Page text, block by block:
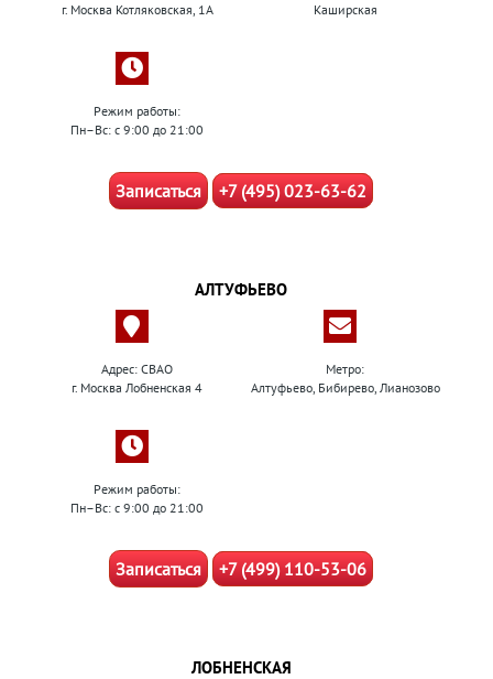
г. Москва Котляковская, 1А
Каширская
Режим работы:
Пн–Вс: с 9:00 до 21:00
Записаться +7 (495) 023-63-62
АЛТУФЬЕВО
Адрес: СВАО
г. Москва Лобненская 4
Метро:
Алтуфьево, Бибирево, Лианозово
Режим работы:
Пн–Вс: с 9:00 до 21:00
Записаться +7 (499) 110-53-06
ЛОБНЕНСКАЯ